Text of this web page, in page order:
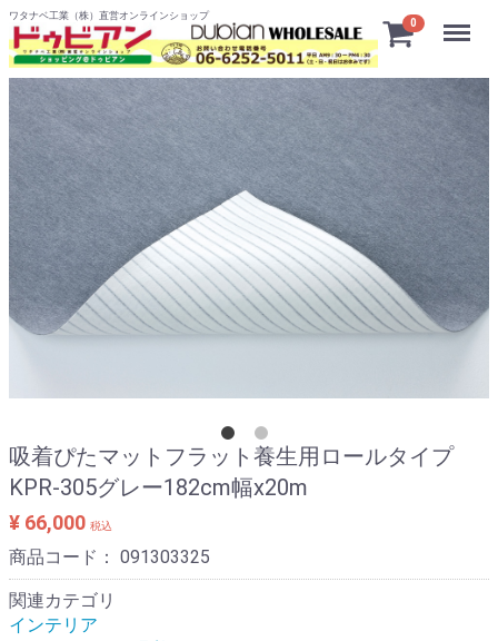
ワタナベ工業（株）直営オンラインショップ
0 Menu
吸着ぴたマットフラット養生用ロールタイプ
KPR-305グレー182cm幅x20m
¥ 66,000 税込
商品コード： 091303325
関連カテゴリ
インテリア